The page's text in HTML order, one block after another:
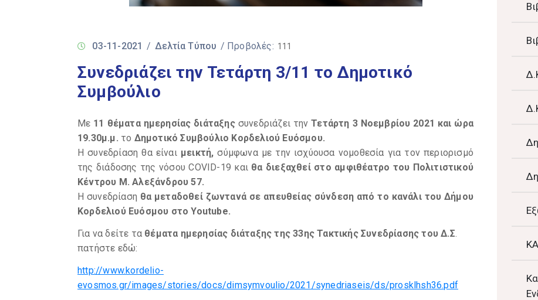
03-11-2021 / Δελτία Τύπου / Προβολές: 111
Συνεδριάζει την Τετάρτη 3/11 το Δημοτικό
Συμβούλιο
Με 11 θέματα ημερησίας διάταξης συνεδριάζει τηνΤετάρτη 3 Νοεμβρίου 2021 και ώρα
19.30μ.μ. το Δημοτικό Συμβούλιο Κορδελιού Ευόσμου.
Η συνεδρίαση θα είναιμεικτή, σύμφωνα με την ισχύουσα νομοθεσία για τον περιορισμό
της διάδοσης της νόσου COVID-19 και θα διεξαχθεί στο αμφιθέατρο του Πολιτιστικού
Κέντρου Μ. Αλεξάνδρου 57.
Η συνεδρίαση θα μεταδοθεί ζωντανά σε απευθείας σύνδεση από το κανάλι του Δήμου
Κορδελιού Ευόσμου στοYoutube.
Για να δείτε τα θέματα ημερησίας διάταξης της 33ης Τακτικής Συνεδρίασης του Δ.Σ.
πατήστε εδώ:
http://www.kordelio-
evosmos.gr/images/stories/docs/dimsymvoulio/2021/synedriaseis/ds/prosklhsh36.pdf